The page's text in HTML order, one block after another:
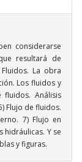
considerarse
resultará de
La obra
Los fluidos y
fluidos. Análisis
Flujo de fluidos.
7) Flujo en
hidráulicas. Y se
y figuras.